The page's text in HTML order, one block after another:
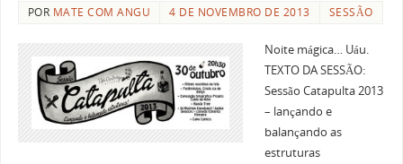
POR MATE COM ANGU 4 DE NOVEMBRO DE 2013 SESSÃO
Noite mágica… Uáu.
TEXTO DA SESSÃO:
Sessão Catapulta 2013
– lançando e
balançando as
estruturas